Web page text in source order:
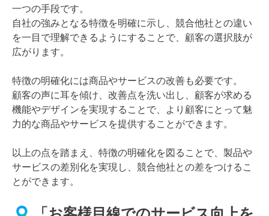
一つの手段です。
自社の強みとなる特徴を明確に示し、競合他社との違い
を一目で理解できるようにすることで、顧客の選択肢が
広がります。
特徴の明確化には商品やサービスの改善も必要です。
顧客の声に耳を傾け、改善点を洗い出し、顧客が求める
機能やデザインを実現することで、より顧客にとって魅
力的な商品やサービスを提供することができます。
以上の点を踏まえ、特徴の明確化を図ることで、製品や
サービスの差別化を実現し、競合他社との差をつけるこ
とができます。